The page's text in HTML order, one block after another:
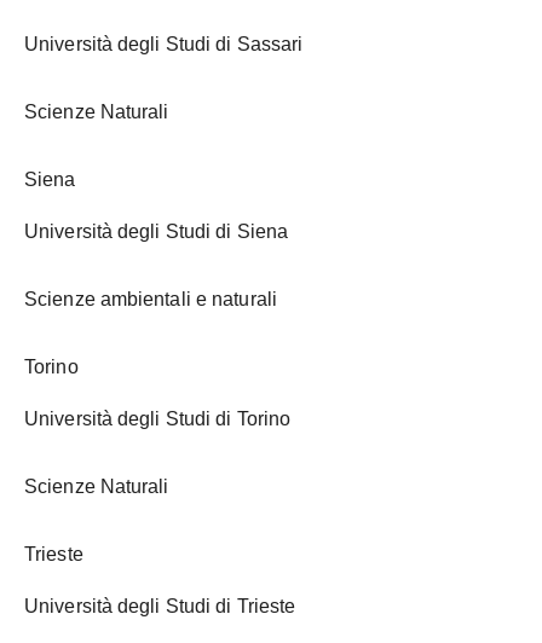
Università degli Studi di Sassari
Scienze Naturali
Siena
Università degli Studi di Siena
Scienze ambientali e naturali
Torino
Università degli Studi di Torino
Scienze Naturali
Trieste
Università degli Studi di Trieste